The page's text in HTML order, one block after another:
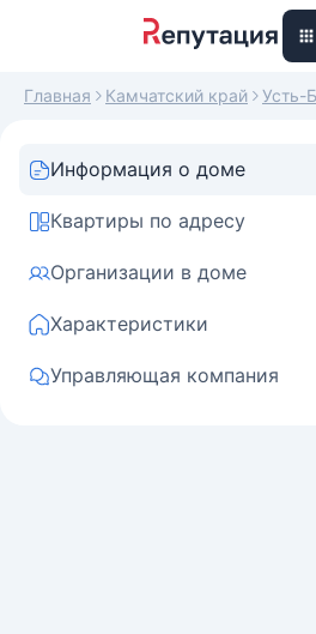
Главная Камчатский край Усть-
Информация о доме
Квартиры по адресу
Организации в доме
Характеристики
Управляющая компания